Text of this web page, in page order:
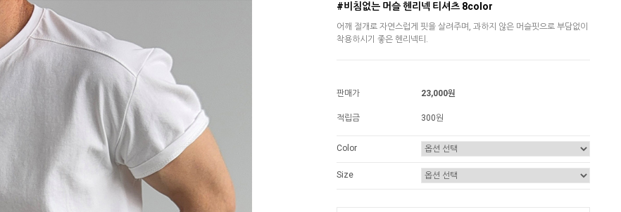
#비침없는 머슬 헨리넥 티셔츠 8color
어깨 절개로 자연스럽게 핏을 살려주며, 과하지 않은 머슬핏으로 부담없이
착용하시기 좋은 헨리넥티.
판매가 23,000원
적립금 300원
Color
Size